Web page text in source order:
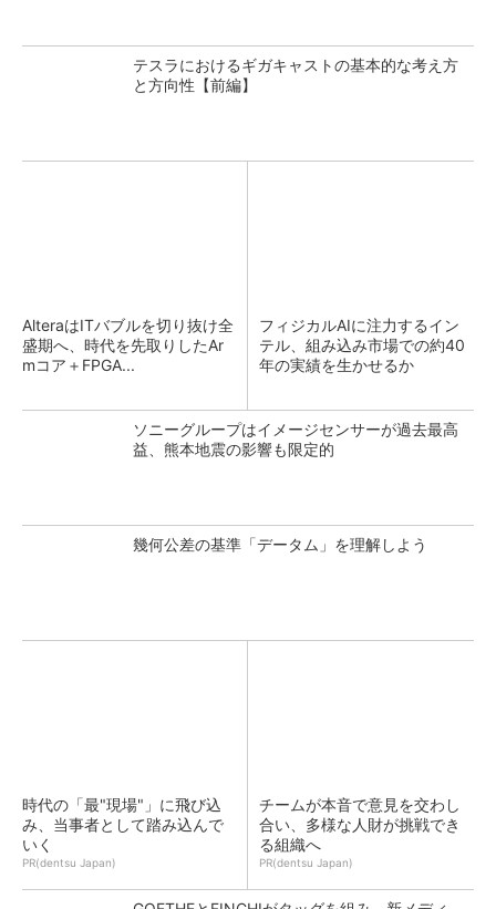
テスラにおけるギガキャストの基本的な考え方
と方向性【前編】
AlteraはITバブルを切り抜け全
盛期へ、時代を先取りしたAr
mコア＋FPGA...
フィジカルAIに注力するイン
テル、組み込み市場での約40
年の実績を生かせるか
ソニーグループはイメージセンサーが過去最高
益、熊本地震の影響も限定的
幾何公差の基準「データム」を理解しよう
時代の「最"現場"」に飛び込
み、当事者として踏み込んで
いく
PR(dentsu Japan)
チームが本音で意見を交わし
合い、多様な人財が挑戦でき
る組織へ
PR(dentsu Japan)